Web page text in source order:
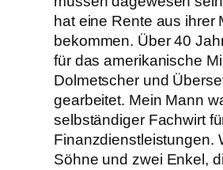
hat eine Rente aus ihrer
bekommen. Über 40
für das amerikanische
Dolmetscher und
gearbeitet. Mein Mann
selbständiger Fachwirt
Finanzdienstleistungen.
Söhne und zwei Enkel,